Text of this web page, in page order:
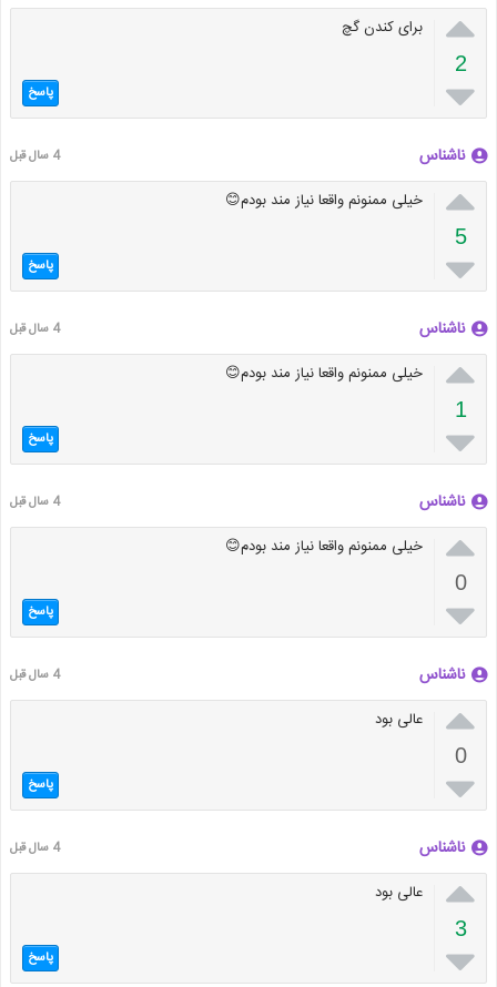

2

برای کندن گچ
پاسخ
ناشناس 4 سال قبل

5

خیلی ممنونم واقعا نیاز مند بودم😊
پاسخ
ناشناس 4 سال قبل

1

خیلی ممنونم واقعا نیاز مند بودم😊
پاسخ
ناشناس 4 سال قبل

0

خیلی ممنونم واقعا نیاز مند بودم😊
پاسخ
ناشناس 4 سال قبل

0

عالی بود
پاسخ
ناشناس 4 سال قبل

3

عالی بود
پاسخ